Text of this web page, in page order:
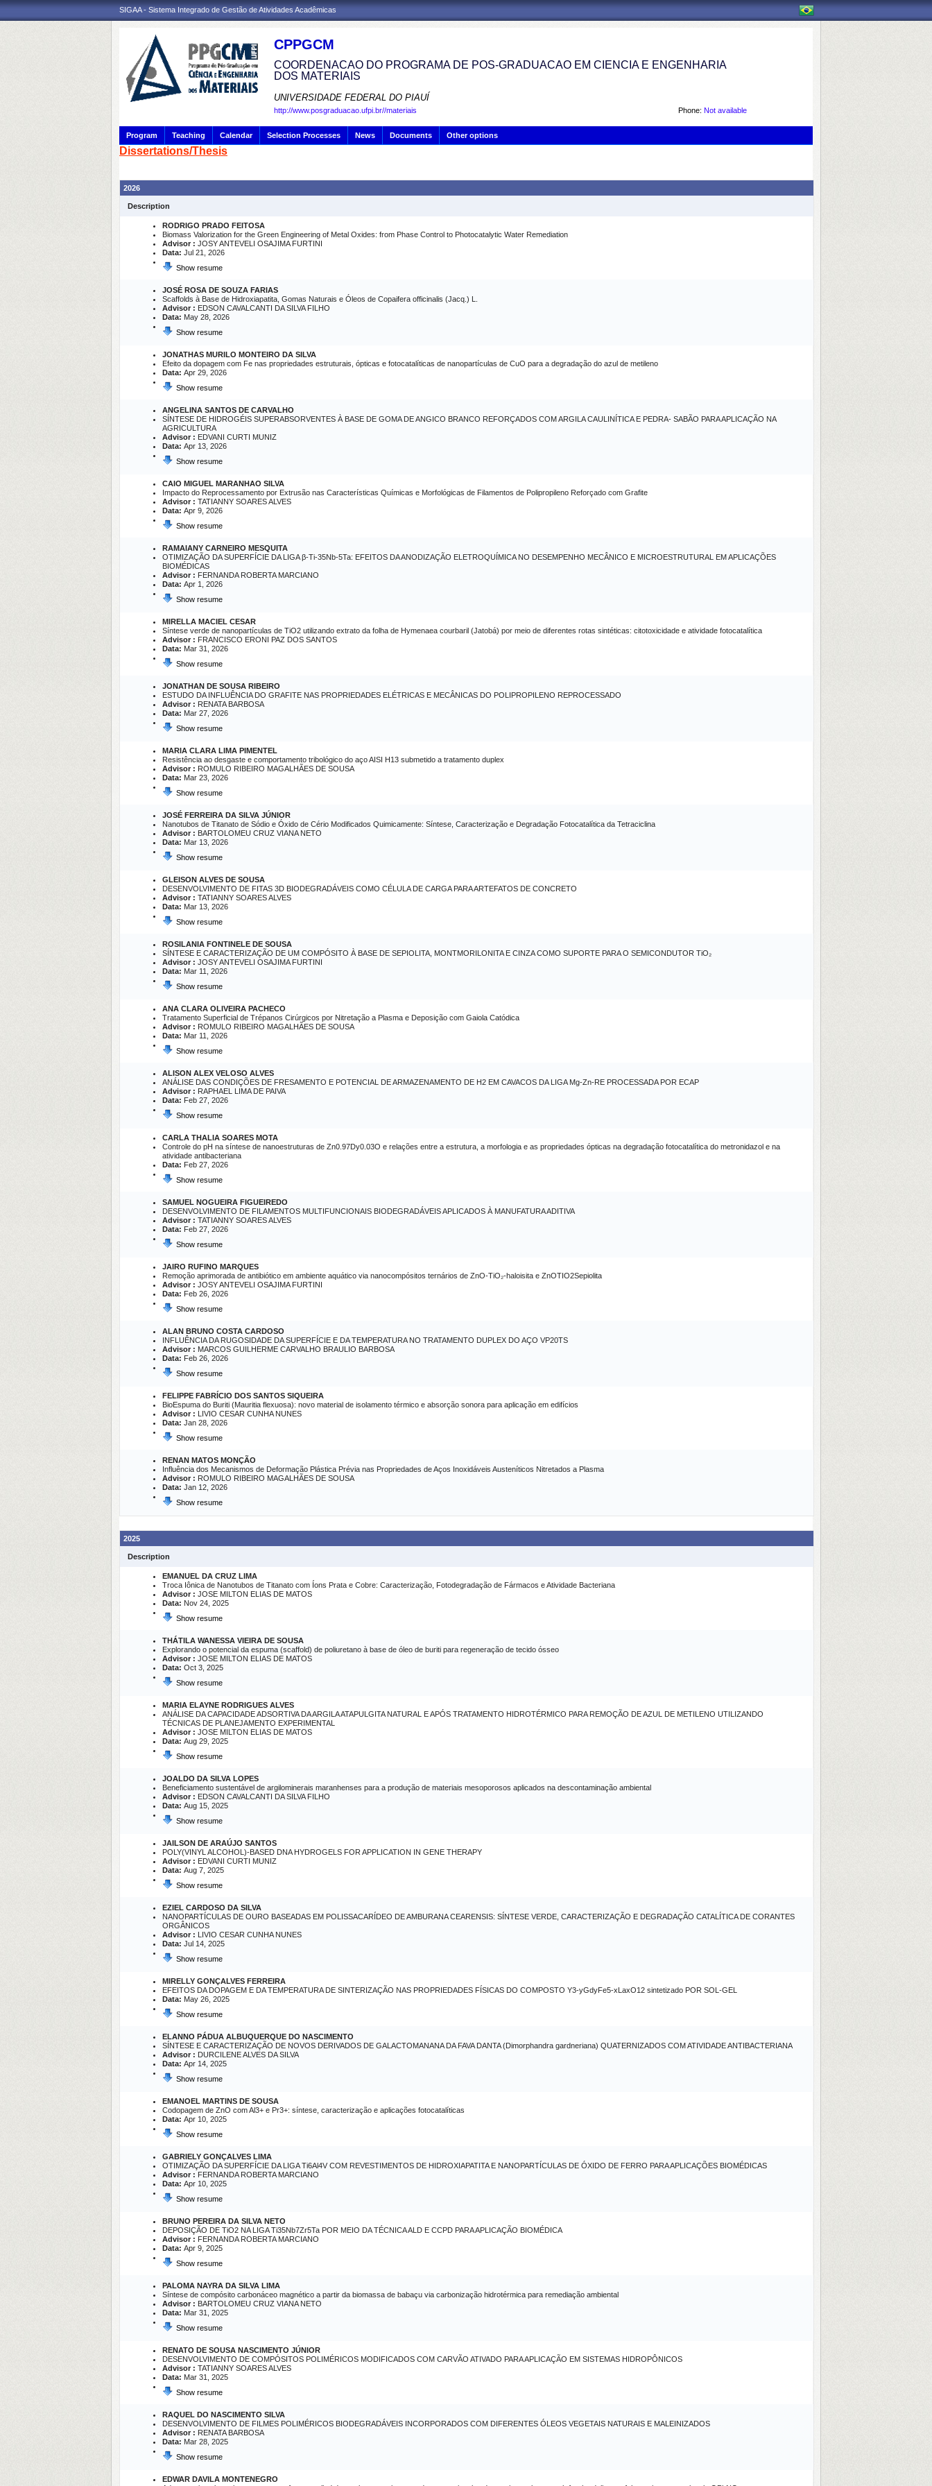
SIGAA - Sistema Integrado de Gestão de Atividades Acadêmicas
CPPGCM
COORDENACAO DO PROGRAMA DE POS-GRADUACAO EM CIENCIA E ENGENHARIA
DOS MATERIAIS
UNIVERSIDADE FEDERAL DO PIAUÍ
Phone: Not available
http://www.posgraduacao.ufpi.br//materiais
Program Teaching Calendar Selection Processes News Documents Other options
Dissertations/Thesis
2026
Description
RODRIGO PRADO FEITOSA
Biomass Valorization for the Green Engineering of Metal Oxides: from Phase Control to Photocatalytic Water Remediation
Advisor : JOSY ANTEVELI OSAJIMA FURTINI
Data: Jul 21, 2026
Show resume
JOSÉ ROSA DE SOUZA FARIAS
Scaffolds à Base de Hidroxiapatita, Gomas Naturais e Óleos de Copaifera officinalis (Jacq.) L.
Advisor : EDSON CAVALCANTI DA SILVA FILHO
Data: May 28, 2026
Show resume
JONATHAS MURILO MONTEIRO DA SILVA
Efeito da dopagem com Fe nas propriedades estruturais, ópticas e fotocatalíticas de nanopartículas de CuO para a degradação do azul de metileno
Data: Apr 29, 2026
Show resume
ANGELINA SANTOS DE CARVALHO
SÍNTESE DE HIDROGÉIS SUPERABSORVENTES À BASE DE GOMA DE ANGICO BRANCO REFORÇADOS COM ARGILA CAULINÍTICA E PEDRA- SABÃO PARA APLICAÇÃO NA
AGRICULTURA
Advisor : EDVANI CURTI MUNIZ
Data: Apr 13, 2026
Show resume
CAIO MIGUEL MARANHAO SILVA
Impacto do Reprocessamento por Extrusão nas Características Químicas e Morfológicas de Filamentos de Polipropileno Reforçado com Grafite
Advisor : TATIANNY SOARES ALVES
Data: Apr 9, 2026
Show resume
RAMAIANY CARNEIRO MESQUITA
OTIMIZAÇÃO DA SUPERFÍCIE DA LIGA β-Ti-35Nb-5Ta: EFEITOS DA ANODIZAÇÃO ELETROQUÍMICA NO DESEMPENHO MECÂNICO E MICROESTRUTURAL EM APLICAÇÕES
BIOMÉDICAS
Advisor : FERNANDA ROBERTA MARCIANO
Data: Apr 1, 2026
Show resume
MIRELLA MACIEL CESAR
Síntese verde de nanopartículas de TiO2 utilizando extrato da folha de Hymenaea courbaril (Jatobá) por meio de diferentes rotas sintéticas: citotoxicidade e atividade fotocatalítica
Advisor : FRANCISCO ERONI PAZ DOS SANTOS
Data: Mar 31, 2026
Show resume
JONATHAN DE SOUSA RIBEIRO
ESTUDO DA INFLUÊNCIA DO GRAFITE NAS PROPRIEDADES ELÉTRICAS E MECÂNICAS DO POLIPROPILENO REPROCESSADO
Advisor : RENATA BARBOSA
Data: Mar 27, 2026
Show resume
MARIA CLARA LIMA PIMENTEL
Resistência ao desgaste e comportamento tribológico do aço AISI H13 submetido a tratamento duplex
Advisor : ROMULO RIBEIRO MAGALHÃES DE SOUSA
Data: Mar 23, 2026
Show resume
JOSÉ FERREIRA DA SILVA JÚNIOR
Nanotubos de Titanato de Sódio e Óxido de Cério Modificados Quimicamente: Síntese, Caracterização e Degradação Fotocatalítica da Tetraciclina
Advisor : BARTOLOMEU CRUZ VIANA NETO
Data: Mar 13, 2026
Show resume
GLEISON ALVES DE SOUSA
DESENVOLVIMENTO DE FITAS 3D BIODEGRADÁVEIS COMO CÉLULA DE CARGA PARA ARTEFATOS DE CONCRETO
Advisor : TATIANNY SOARES ALVES
Data: Mar 13, 2026
Show resume
ROSILANIA FONTINELE DE SOUSA
SÍNTESE E CARACTERIZAÇÃO DE UM COMPÓSITO À BASE DE SEPIOLITA, MONTMORILONITA E CINZA COMO SUPORTE PARA O SEMICONDUTOR TiO₂
Advisor : JOSY ANTEVELI OSAJIMA FURTINI
Data: Mar 11, 2026
Show resume
ANA CLARA OLIVEIRA PACHECO
Tratamento Superficial de Trépanos Cirúrgicos por Nitretação a Plasma e Deposição com Gaiola Catódica
Advisor : ROMULO RIBEIRO MAGALHÃES DE SOUSA
Data: Mar 11, 2026
Show resume
ALISON ALEX VELOSO ALVES
ANÁLISE DAS CONDIÇÕES DE FRESAMENTO E POTENCIAL DE ARMAZENAMENTO DE H2 EM CAVACOS DA LIGA Mg-Zn-RE PROCESSADA POR ECAP
Advisor : RAPHAEL LIMA DE PAIVA
Data: Feb 27, 2026
Show resume
CARLA THALIA SOARES MOTA
Controle do pH na síntese de nanoestruturas de Zn0.97Dy0.03O e relações entre a estrutura, a morfologia e as propriedades ópticas na degradação fotocatalítica do metronidazol e na
atividade antibacteriana
Data: Feb 27, 2026
Show resume
SAMUEL NOGUEIRA FIGUEIREDO
DESENVOLVIMENTO DE FILAMENTOS MULTIFUNCIONAIS BIODEGRADÁVEIS APLICADOS À MANUFATURA ADITIVA
Advisor : TATIANNY SOARES ALVES
Data: Feb 27, 2026
Show resume
JAIRO RUFINO MARQUES
Remoção aprimorada de antibiótico em ambiente aquático via nanocompósitos ternários de ZnO-TiO₂-haloisita e ZnOTIO2Sepiolita
Advisor : JOSY ANTEVELI OSAJIMA FURTINI
Data: Feb 26, 2026
Show resume
ALAN BRUNO COSTA CARDOSO
INFLUÊNCIA DA RUGOSIDADE DA SUPERFÍCIE E DA TEMPERATURA NO TRATAMENTO DUPLEX DO AÇO VP20TS
Advisor : MARCOS GUILHERME CARVALHO BRAULIO BARBOSA
Data: Feb 26, 2026
Show resume
FELIPPE FABRÍCIO DOS SANTOS SIQUEIRA
BioEspuma do Buriti (Mauritia flexuosa): novo material de isolamento térmico e absorção sonora para aplicação em edifícios
Advisor : LIVIO CESAR CUNHA NUNES
Data: Jan 28, 2026
Show resume
RENAN MATOS MONÇÃO
Influência dos Mecanismos de Deformação Plástica Prévia nas Propriedades de Aços Inoxidáveis Austeníticos Nitretados a Plasma
Advisor : ROMULO RIBEIRO MAGALHÃES DE SOUSA
Data: Jan 12, 2026
Show resume
2025
Description
EMANUEL DA CRUZ LIMA
Troca Iônica de Nanotubos de Titanato com Íons Prata e Cobre: Caracterização, Fotodegradação de Fármacos e Atividade Bacteriana
Advisor : JOSE MILTON ELIAS DE MATOS
Data: Nov 24, 2025
Show resume
THÁTILA WANESSA VIEIRA DE SOUSA
Explorando o potencial da espuma (scaffold) de poliuretano à base de óleo de buriti para regeneração de tecido ósseo
Advisor : JOSE MILTON ELIAS DE MATOS
Data: Oct 3, 2025
Show resume
MARIA ELAYNE RODRIGUES ALVES
ANÁLISE DA CAPACIDADE ADSORTIVA DA ARGILA ATAPULGITA NATURAL E APÓS TRATAMENTO HIDROTÉRMICO PARA REMOÇÃO DE AZUL DE METILENO UTILIZANDO
TÉCNICAS DE PLANEJAMENTO EXPERIMENTAL
Advisor : JOSE MILTON ELIAS DE MATOS
Data: Aug 29, 2025
Show resume
JOALDO DA SILVA LOPES
Beneficiamento sustentável de argilominerais maranhenses para a produção de materiais mesoporosos aplicados na descontaminação ambiental
Advisor : EDSON CAVALCANTI DA SILVA FILHO
Data: Aug 15, 2025
Show resume
JAILSON DE ARAÚJO SANTOS
POLY(VINYL ALCOHOL)-BASED DNA HYDROGELS FOR APPLICATION IN GENE THERAPY
Advisor : EDVANI CURTI MUNIZ
Data: Aug 7, 2025
Show resume
EZIEL CARDOSO DA SILVA
NANOPARTÍCULAS DE OURO BASEADAS EM POLISSACARÍDEO DE AMBURANA CEARENSIS: SÍNTESE VERDE, CARACTERIZAÇÃO E DEGRADAÇÃO CATALÍTICA DE CORANTES
ORGÂNICOS
Advisor : LIVIO CESAR CUNHA NUNES
Data: Jul 14, 2025
Show resume
MIRELLY GONÇALVES FERREIRA
EFEITOS DA DOPAGEM E DA TEMPERATURA DE SINTERIZAÇÃO NAS PROPRIEDADES FÍSICAS DO COMPOSTO Y3-yGdyFe5-xLaxO12 sintetizado POR SOL-GEL
Data: May 26, 2025
Show resume
ELANNO PÁDUA ALBUQUERQUE DO NASCIMENTO
SÍNTESE E CARACTERIZAÇÃO DE NOVOS DERIVADOS DE GALACTOMANANA DA FAVA DANTA (Dimorphandra gardneriana) QUATERNIZADOS COM ATIVIDADE ANTIBACTERIANA
Advisor : DURCILENE ALVES DA SILVA
Data: Apr 14, 2025
Show resume
EMANOEL MARTINS DE SOUSA
Codopagem de ZnO com Al3+ e Pr3+: síntese, caracterização e aplicações fotocatalíticas
Data: Apr 10, 2025
Show resume
GABRIELY GONÇALVES LIMA
OTIMIZAÇÃO DA SUPERFÍCIE DA LIGA Ti6Al4V COM REVESTIMENTOS DE HIDROXIAPATITA E NANOPARTÍCULAS DE ÓXIDO DE FERRO PARA APLICAÇÕES BIOMÉDICAS
Advisor : FERNANDA ROBERTA MARCIANO
Data: Apr 10, 2025
Show resume
BRUNO PEREIRA DA SILVA NETO
DEPOSIÇÃO DE TiO2 NA LIGA Ti35Nb7Zr5Ta POR MEIO DA TÉCNICA ALD E CCPD PARA APLICAÇÃO BIOMÉDICA
Advisor : FERNANDA ROBERTA MARCIANO
Data: Apr 9, 2025
Show resume
PALOMA NAYRA DA SILVA LIMA
Síntese de compósito carbonáceo magnético a partir da biomassa de babaçu via carbonização hidrotérmica para remediação ambiental
Advisor : BARTOLOMEU CRUZ VIANA NETO
Data: Mar 31, 2025
Show resume
RENATO DE SOUSA NASCIMENTO JÚNIOR
DESENVOLVIMENTO DE COMPÓSITOS POLIMÉRICOS MODIFICADOS COM CARVÃO ATIVADO PARA APLICAÇÃO EM SISTEMAS HIDROPÔNICOS
Advisor : TATIANNY SOARES ALVES
Data: Mar 31, 2025
Show resume
RAQUEL DO NASCIMENTO SILVA
DESENVOLVIMENTO DE FILMES POLIMÉRICOS BIODEGRADÁVEIS INCORPORADOS COM DIFERENTES ÓLEOS VEGETAIS NATURAIS E MALEINIZADOS
Advisor : RENATA BARBOSA
Data: Mar 28, 2025
Show resume
EDWAR DAVILA MONTENEGRO